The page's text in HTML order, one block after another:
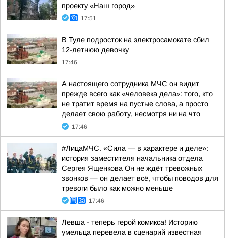
проекту «Наш город»
17:51
В Туле подросток на электросамокате сбил
12-летнюю девочку
17:46
А настоящего сотрудника МЧС он видит
прежде всего как «человека дела»: того, кто
не тратит время на пустые слова, а просто
делает свою работу, несмотря ни на что
17:46
#ЛицаМЧС. «Сила — в характере и деле»:
история заместителя начальника отдела
Сергея Ященкова Он не ждёт тревожных
звонков — он делает всё, чтобы поводов для
тревоги было как можно меньше
17:46
Левша - теперь герой комикса! Историю
умельца перевела в сценарий известная